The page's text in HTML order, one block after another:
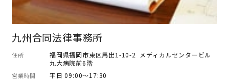
九州合同法律事務所
住所
福岡県福岡市東区馬出1-10-2 メディカルセンタービル
九大病院前6階
営業時間 平日 09:00～17:30